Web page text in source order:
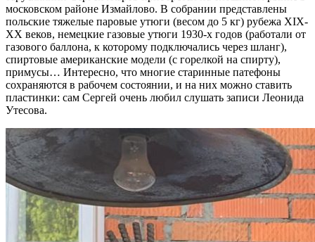
московском районе Измайлово. В собрании представлены
польские тяжелые паровые утюги (весом до 5 кг) рубежа XIX-
XX веков, немецкие газовые утюги 1930-х годов (работали от
газового баллона, к которому подключались через шланг),
спиртовые американские модели (с горелкой на спирту),
примусы… Интересно, что многие старинные патефоны
сохраняются в рабочем состоянии, и на них можно ставить
пластинки: сам Сергей очень любил слушать записи Леонида
Утесова.